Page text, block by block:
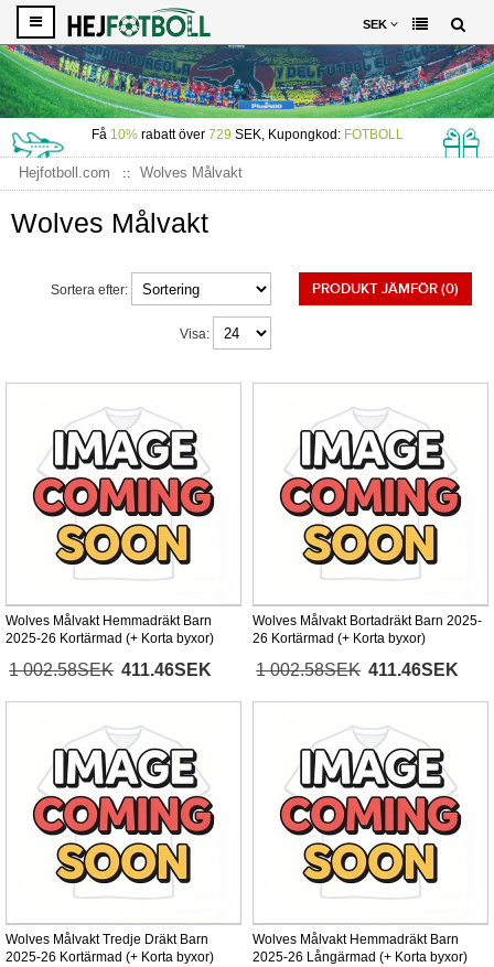
SEK
Få 10%rabatt över 729 SEK, Kupongkod: FOTBOLL
Hejfotboll.com Wolves Målvakt
Wolves Målvakt
PRODUKT JÄMFÖR (0)
Sortera efter:
Visa:
Wolves Målvakt Hemmadräkt Barn
2025-26 Kortärmad (+ Korta byxor)
1 002.58SEK 411.46SEK
Wolves Målvakt Bortadräkt Barn 2025-
26 Kortärmad (+ Korta byxor)
1 002.58SEK 411.46SEK
Wolves Målvakt Tredje Dräkt Barn
2025-26 Kortärmad (+ Korta byxor)
Wolves Målvakt Hemmadräkt Barn
2025-26 Långärmad (+ Korta byxor)